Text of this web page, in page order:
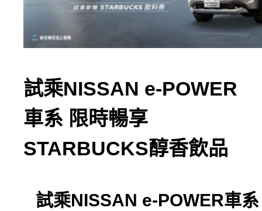
試乘NISSAN e-POWER
車系 限時暢享
STARBUCKS醇香飲品
試乘NISSAN e-POWER車系